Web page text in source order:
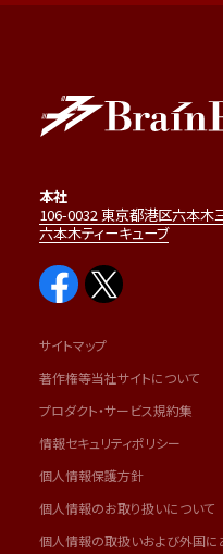
本社
106-0032 東京都港区六本木
六本木ティーキューブ
サイトマップ
著作権等当社サイトについて
プロダクト・サービス規約集
情報セキュリティポリシー
個人情報保護方針
個人情報のお取り扱いについて
個人情報の取扱いおよび外国